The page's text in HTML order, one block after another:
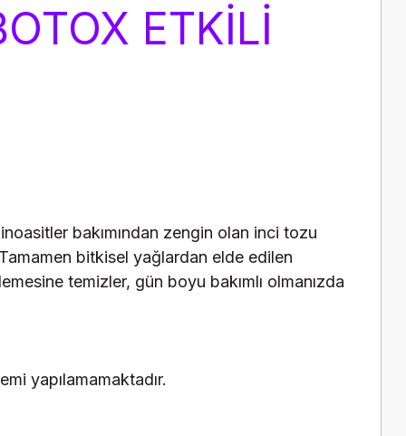
ETKİLİ
bakımından zengin olan inci tozu
bitkisel yağlardan elde edilen
temizler, gün boyu bakımlı olmanızda
yapılamamaktadır.